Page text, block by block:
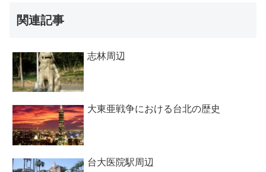
関連記事
志林周辺
大東亜戦争における台北の歴史
台大医院駅周辺